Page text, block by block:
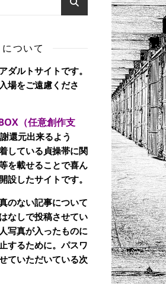
ついて
ダルトサイトです。
場をご遠慮くださ
（任意創作支
還元出来るよう
している貞操帯に関
を載せることで喜ん
設したサイトです。
のない記事について
なしで投稿させてい
写真が入ったものに
するために。パスワ
ていただいている次